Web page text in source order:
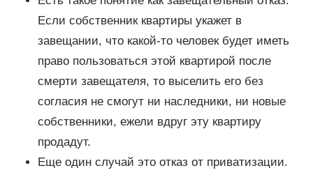
Если собственник квартиры укажет в
завещании, что какой-то человек будет иметь
право пользоваться этой квартирой после
смерти завещателя, то выселить его без
согласия не смогут ни наследники, ни новые
собственники, ежели вдруг эту квартиру
продадут.
Еще один случай это отказ от приватизации.